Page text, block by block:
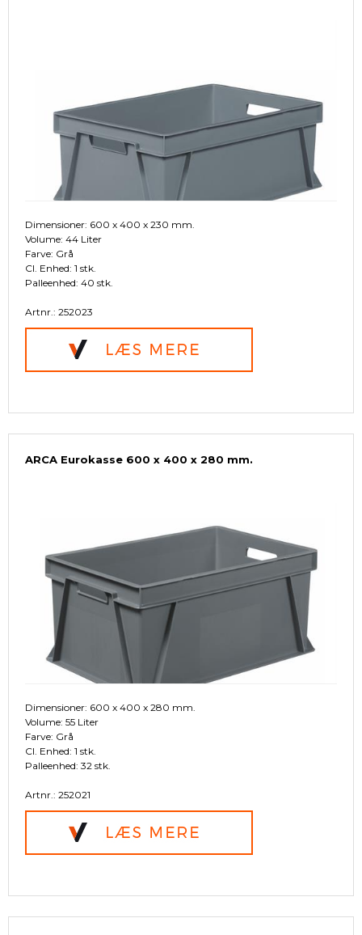
Dimensioner: 600 x 400 x 230 mm.
Volume: 44 Liter
Farve: Grå
Cl. Enhed: 1 stk.
Palleenhed: 40 stk.
Artnr.: 252023
ARCA Eurokasse 600 x 400 x 280 mm.
Dimensioner: 600 x 400 x 280 mm.
Volume: 55 Liter
Farve: Grå
Cl. Enhed: 1 stk.
Palleenhed: 32 stk.
Artnr.: 252021